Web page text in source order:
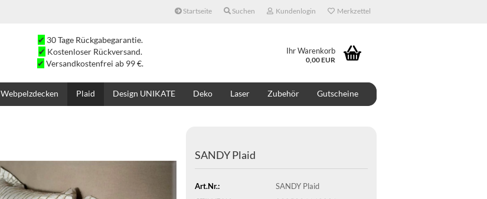
Startseite Suchen Kundenlogin Merkzettel
✔ 30 Tage Rückgabegarantie.
✔ Kostenloser Rückversand.
✔ Versandkostenfrei ab 99 €.
Ihr Warenkorb
0,00 EUR
Webpelzdecken Plaid Design UNIKATE Deko Laser Zubehör Gutscheine
SANDY Plaid
Art.Nr.:
SANDY Plaid